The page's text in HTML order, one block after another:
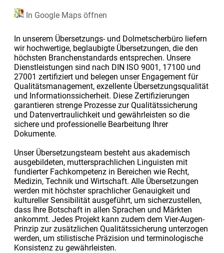
In Google Maps öffnen
In unserem Übersetzungs- und Dolmetscherbüro liefern
wir hochwertige, beglaubigte Übersetzungen, die den
höchsten Branchenstandards entsprechen. Unsere
Dienstleistungen sind nach DIN ISO 9001, 17100 und
27001 zertifiziert und belegen unser Engagement für
Qualitätsmanagement, exzellente Übersetzungsqualität
und Informationssicherheit. Diese Zertifizierungen
garantieren strenge Prozesse zur Qualitätssicherung
und Datenvertraulichkeit und gewährleisten so die
sichere und professionelle Bearbeitung Ihrer
Dokumente.
Unser Übersetzungsteam besteht aus akademisch
ausgebildeten, muttersprachlichen Linguisten mit
fundierter Fachkompetenz in Bereichen wie Recht,
Medizin, Technik und Wirtschaft. Alle Übersetzungen
werden mit höchster sprachlicher Genauigkeit und
kultureller Sensibilität ausgeführt, um sicherzustellen,
dass Ihre Botschaft in allen Sprachen und Märkten
ankommt. Jedes Projekt kann zudem dem Vier-Augen-
Prinzip zur zusätzlichen Qualitätssicherung unterzogen
werden, um stilistische Präzision und terminologische
Konsistenz zu gewährleisten.